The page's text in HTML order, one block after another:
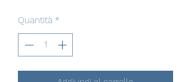
Quantità *